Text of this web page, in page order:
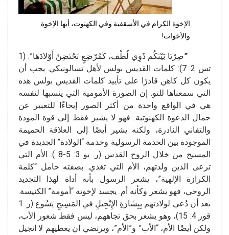
الإخوة الكرام في الأسقفية وفي الكهنوت، أيها الإخوة
والأخوات!
“َصِرْنَا بَيْنَكُم ذَوِي لُطْف، كَمُرْضِعٍ تَحْتَضِنُ أَوْلادَهَا”. (1
تس 2: 7): كلمات القديس بولس لأهل تسالونيكي. يجب أن
يكون كل كاهن قادرًا على تأييد كلمات القديس بولس هذه
التي سمعناها للتو. إن الصورة الأمومية التي ينسبها لنفسه
هي في الواقع واحدة من أكثر الصور إيحاءًا للتعبير عن
جمال الدعوة الكهنوتية. فهو لا يشير فقط إلى قوة المودة
والتفاني النادرة، ولكنه يشير أيضًا إلى العلاقة الحميمة
الموجودة بين الخدمة الرسولية وخدمة “الولادة” الجديدة في
المسيح من خلال الروح القدس (ر. يو ​​3: 5-8 ). الأم التي
ترعى الذين ولدتهم، الأم التي تغذي. بصفته حامل “كلمة
الكرازة الإلهية”، يشعر الرسول بأنه أداة لهذا التجديد
الروحي، فهو يشعر وكأنه أم. يجسد لإخوته “أمومة” الكنيسة.
بعد أن دُعي لولادتهم بِبِشَارَةِ الإِنْجِيلِ في المَسِيحِ يَسُوع (ر. 1
قور 4: 15)، وهو يشعر بحق تجاههم، ليس فقط شعور الأب،
ولكن أيضًا الأم، “الأب” و”الأم”، ويرتضي ان يعطيهم لا انجيل